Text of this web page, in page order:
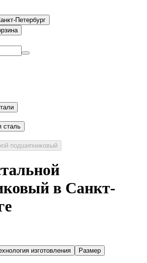
Петербург
сталь
подшипниковый
в Санкт-
изготовления Размер